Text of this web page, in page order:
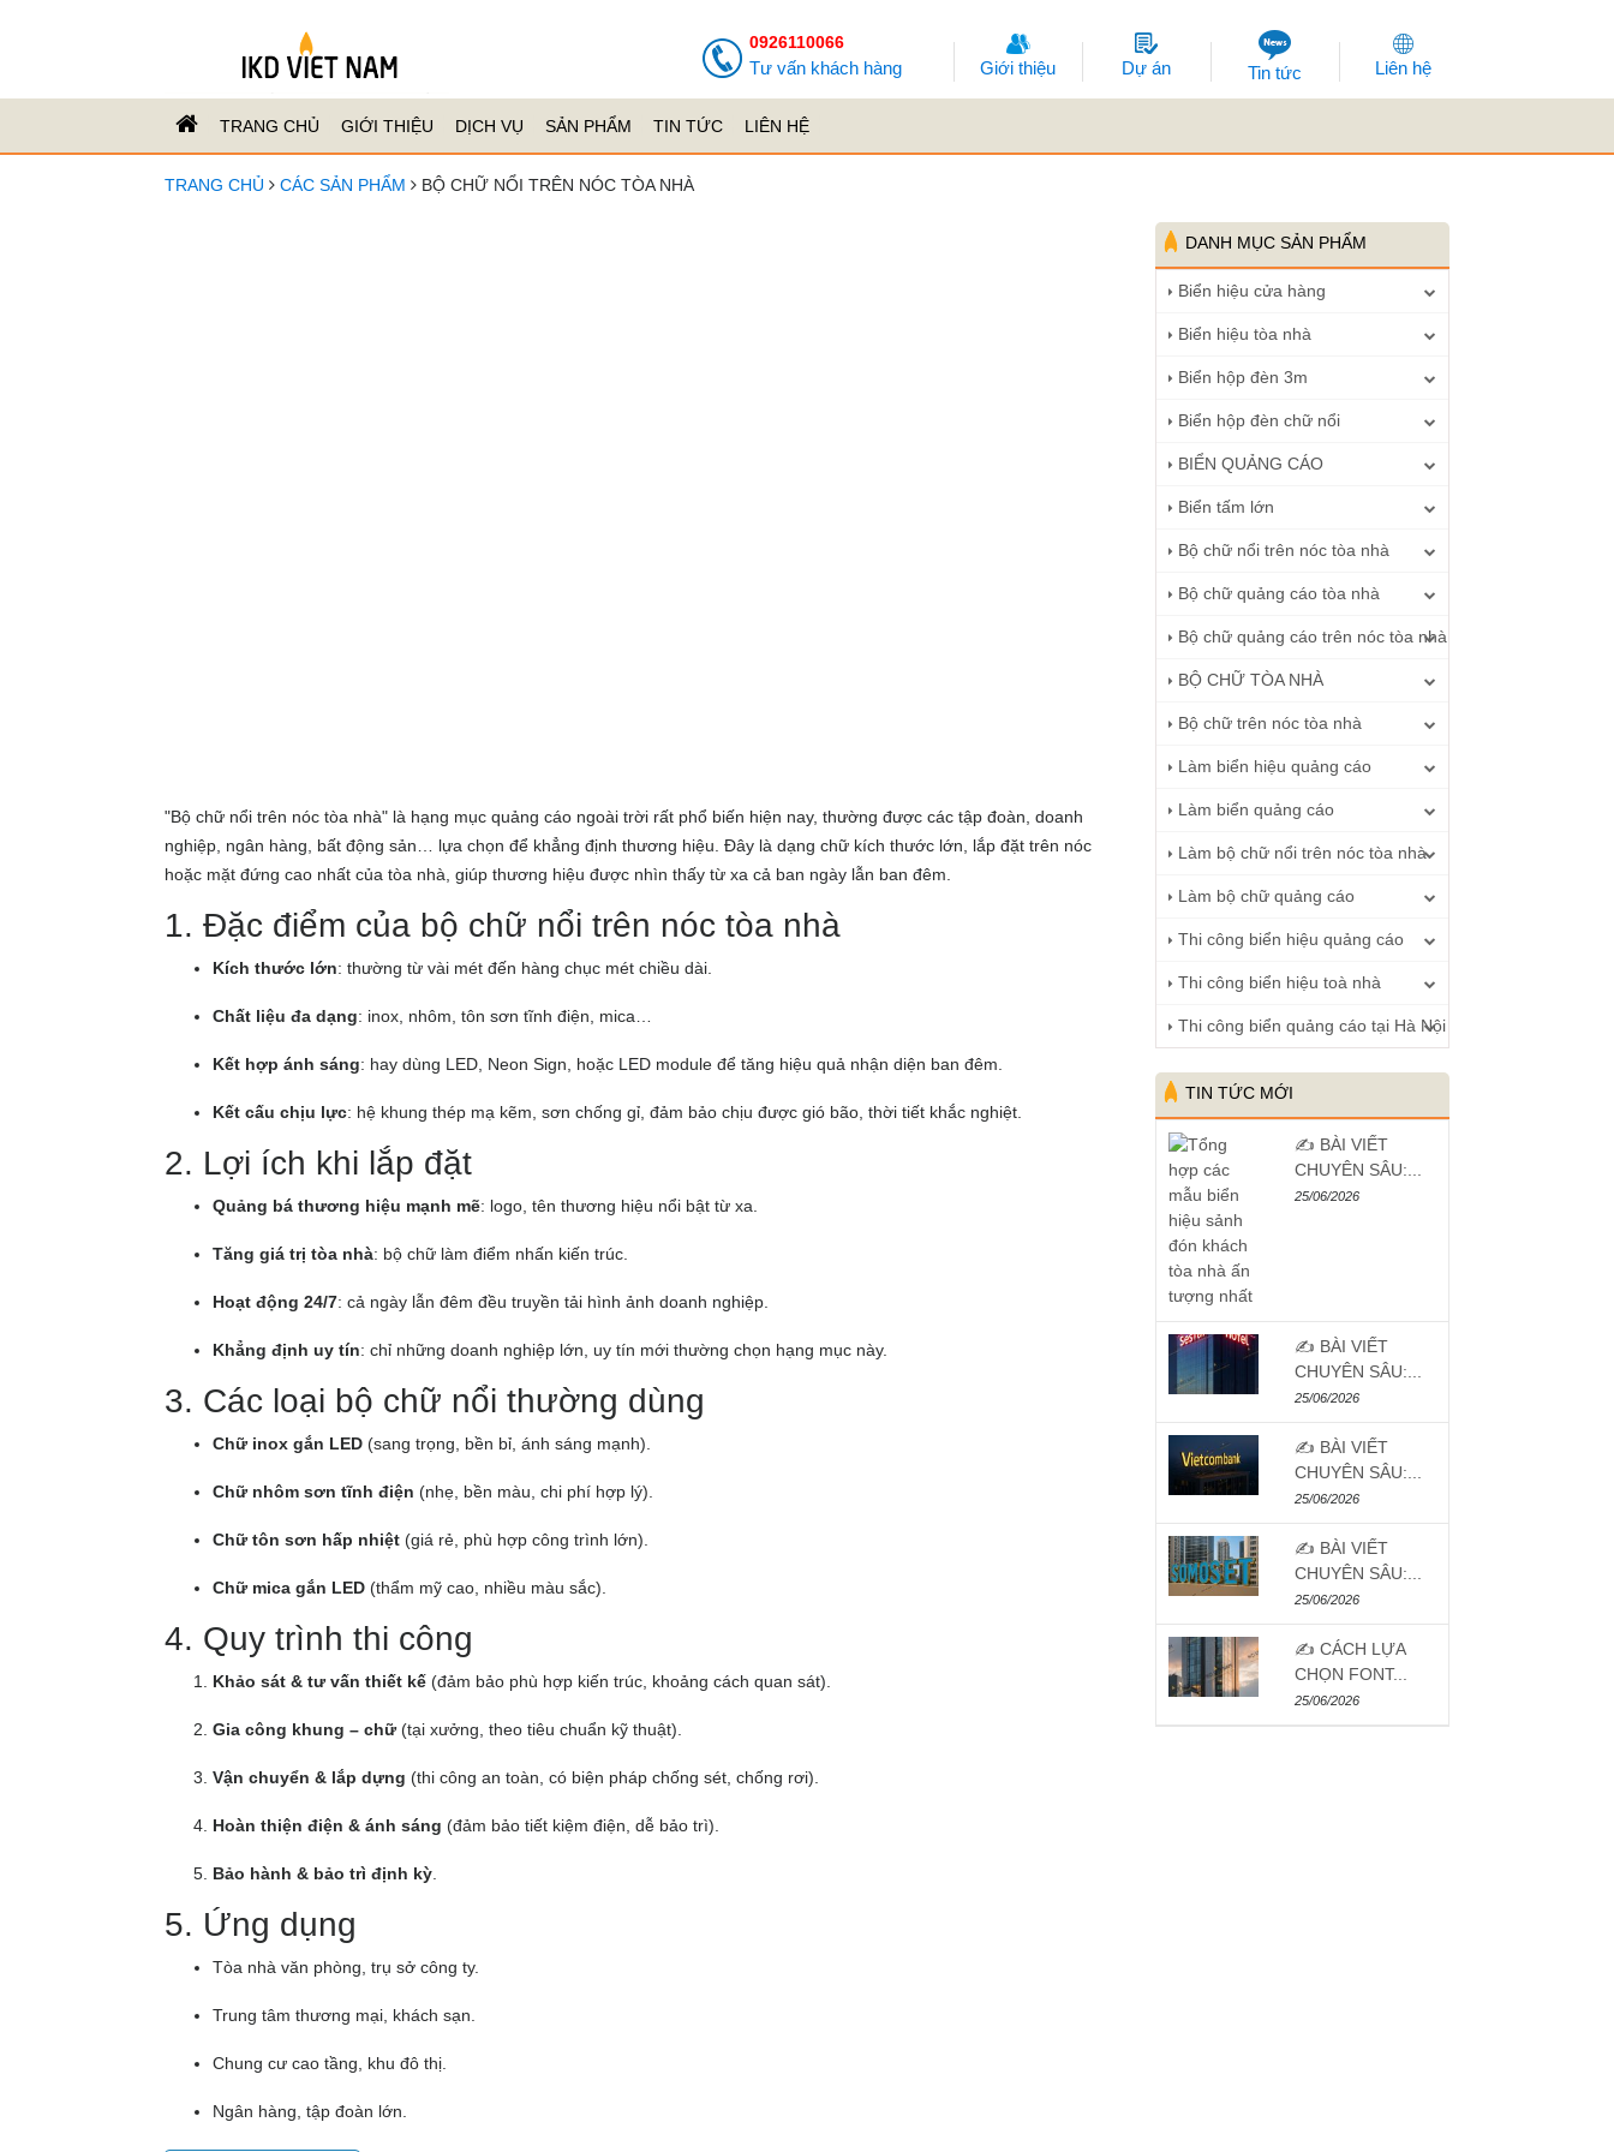
0926110066
Tư vấn khách hàng Giới thiệu Dự án Tin tức Liên hệ
TRANG CHỦ GIỚI THIỆU DỊCH VỤ SẢN PHẨM TIN TỨC LIÊN HỆ
TRANG CHỦ CÁC SẢN PHẨM BỘ CHỮ NỔI TRÊN NÓC TÒA NHÀ
"Bộ chữ nổi trên nóc tòa nhà" là hạng mục quảng cáo ngoài trời rất phổ biến hiện nay, thường được các tập đoàn, doanh
nghiệp, ngân hàng, bất động sản… lựa chọn để khẳng định thương hiệu. Đây là dạng chữ kích thước lớn, lắp đặt trên nóc
hoặc mặt đứng cao nhất của tòa nhà, giúp thương hiệu được nhìn thấy từ xa cả ban ngày lẫn ban đêm.
1. Đặc điểm của bộ chữ nổi trên nóc tòa nhà
Kích thước lớn: thường từ vài mét đến hàng chục mét chiều dài.
Chất liệu đa dạng: inox, nhôm, tôn sơn tĩnh điện, mica…
Kết hợp ánh sáng: hay dùng LED, Neon Sign, hoặc LED module để tăng hiệu quả nhận diện ban đêm.
Kết cấu chịu lực: hệ khung thép mạ kẽm, sơn chống gỉ, đảm bảo chịu được gió bão, thời tiết khắc nghiệt.
2. Lợi ích khi lắp đặt
Quảng bá thương hiệu mạnh mẽ: logo, tên thương hiệu nổi bật từ xa.
Tăng giá trị tòa nhà: bộ chữ làm điểm nhấn kiến trúc.
Hoạt động 24/7: cả ngày lẫn đêm đều truyền tải hình ảnh doanh nghiệp.
Khẳng định uy tín: chỉ những doanh nghiệp lớn, uy tín mới thường chọn hạng mục này.
3. Các loại bộ chữ nổi thường dùng
Chữ inox gắn LED (sang trọng, bền bỉ, ánh sáng mạnh).
Chữ nhôm sơn tĩnh điện (nhẹ, bền màu, chi phí hợp lý).
Chữ tôn sơn hấp nhiệt (giá rẻ, phù hợp công trình lớn).
Chữ mica gắn LED (thẩm mỹ cao, nhiều màu sắc).
4. Quy trình thi công
Khảo sát & tư vấn thiết kế (đảm bảo phù hợp kiến trúc, khoảng cách quan sát).
Gia công khung – chữ(tại xưởng, theo tiêu chuẩn kỹ thuật).
Vận chuyển & lắp dựng (thi công an toàn, có biện pháp chống sét, chống rơi).
Hoàn thiện điện & ánh sáng (đảm bảo tiết kiệm điện, dễ bảo trì).
Bảo hành & bảo trì định kỳ
5. Ứng dụng
Tòa nhà văn phòng, trụ sở công ty.
Trung tâm thương mại, khách sạn.
Chung cư cao tầng, khu đô thị.
Ngân hàng, tập đoàn lớn.
DANH MỤC SẢN PHẨM
Biển hiệu cửa hàng
Biển hiệu tòa nhà
Biển hộp đèn 3m
Biển hộp đèn chữ nổi
BIỂN QUẢNG CÁO
Biển tấm lớn
Bộ chữ nổi trên nóc tòa nhà
Bộ chữ quảng cáo tòa nhà
Bộ chữ quảng cáo trên nóc tòa nhà
BỘ CHỮ TÒA NHÀ
Bộ chữ trên nóc tòa nhà
Làm biển hiệu quảng cáo
Làm biển quảng cáo
Làm bộ chữ nổi trên nóc tòa nhà
Làm bộ chữ quảng cáo
Thi công biển hiệu quảng cáo
Thi công biển hiệu toà nhà
Thi công biển quảng cáo tại Hà Nội
TIN TỨC MỚI
✍️ BÀI VIẾT
CHUYÊN SÂU:...
25/06/2026
✍️ BÀI VIẾT
CHUYÊN SÂU:...
25/06/2026
✍️ BÀI VIẾT
CHUYÊN SÂU:...
25/06/2026
✍️ BÀI VIẾT
CHUYÊN SÂU:...
25/06/2026
✍️ CÁCH LỰA
CHỌN FONT...
25/06/2026